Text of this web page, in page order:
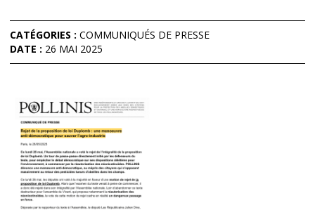
CATÉGORIES : COMMUNIQUÉS DE PRESSE
DATE : 26 MAI 2025